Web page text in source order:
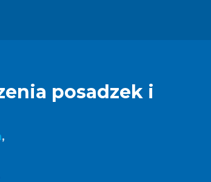
posadzek i
,